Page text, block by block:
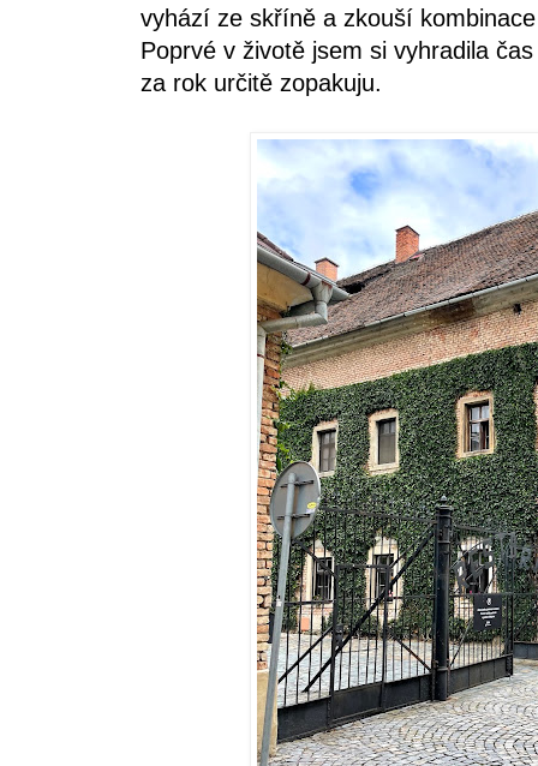
vyhází ze skříně a zkouší
Poprvé v životě jsem si vyhradila
za rok určitě zopakuju.